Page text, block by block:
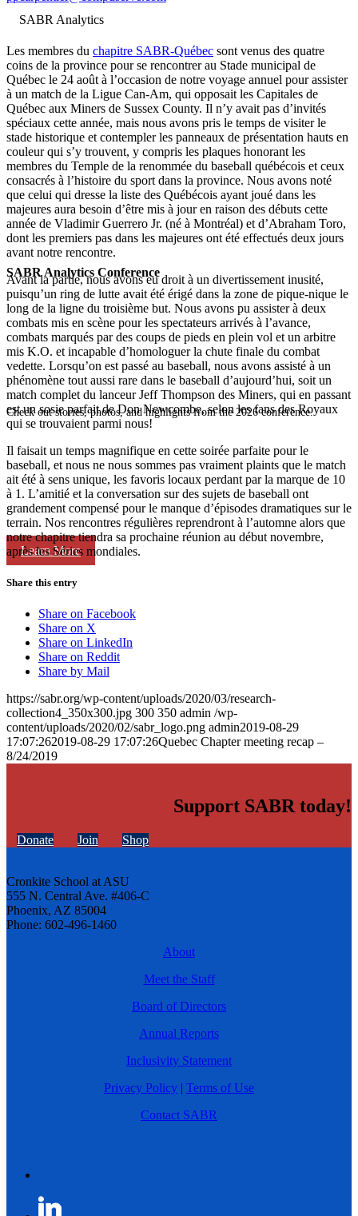
SABR Analytics Conference
Check out stories, photos, and highlights from the 2026 conference.
Learn More
Les membres du chapitre SABR-Québec sont venus des quatre
coins de la province pour se rencontrer au Stade municipal de
Québec le 24 août à l’occasion de notre voyage annuel pour assister
à un match de la Ligue Can-Am, qui opposait les Capitales de
Québec aux Miners de Sussex County. Il n’y avait pas d’invités
spéciaux cette année, mais nous avons pris le temps de visiter le
stade historique et contempler les panneaux de présentation hauts en
couleur qui s’y trouvent, y compris les plaques honorant les
membres du Temple de la renommée du baseball québécois et ceux
consacrés à l’histoire du sport dans la province. Nous avons noté
que celui qui dresse la liste des Québécois ayant joué dans les
majeures aura besoin d’être mis à jour en raison des débuts cette
année de Vladimir Guerrero Jr. (né à Montréal) et d’Abraham Toro,
dont les premiers pas dans les majeures ont été effectués deux jours
avant notre rencontre.
Avant la partie, nous avons eu droit à un divertissement inusité,
puisqu’un ring de lutte avait été érigé dans la zone de pique-nique le
long de la ligne du troisième but. Nous avons pu assister à deux
combats mis en scène pour les spectateurs arrivés à l’avance,
combats marqués par des coups de pieds en plein vol et un arbitre
mis K.O. et incapable d’homologuer la chute finale du combat
vedette. Lorsqu’on est passé au baseball, nous avons assisté à un
phénomène tout aussi rare dans le baseball d’aujourd’hui, soit un
match complet du lanceur Jeff Thompson des Miners, qui en passant
est un sosie parfait de Don Newcombe, selon les fans des Royaux
qui se trouvaient parmi nous!
Il faisait un temps magnifique en cette soirée parfaite pour le
baseball, et nous ne nous sommes pas vraiment plaints que le match
ait été à sens unique, les favoris locaux perdant par la marque de 10
à 1. L’amitié et la conversation sur des sujets de baseball ont
grandement compensé pour le manque d’épisodes dramatiques sur le
terrain. Nos rencontres régulières reprendront à l’automne alors que
notre chapitre tiendra sa prochaine réunion au début novembre,
après les Séries mondiales.
Share this entry
Share on Facebook
Share on X
Share on LinkedIn
Share on Reddit
Share by Mail
https://sabr.org/wp-content/uploads/2020/03/research-
collection4_350x300.jpg 300 350 admin /wp-
content/uploads/2020/02/sabr_logo.png admin2019-08-29
17:07:262019-08-29 17:07:26Quebec Chapter meeting recap –
8/24/2019
Support SABR today!
Donate Join Shop
Cronkite School at ASU
555 N. Central Ave. #406-C
Phoenix, AZ 85004
Phone: 602-496-1460
About
Meet the Staff
Board of Directors
Annual Reports
Inclusivity Statement
Privacy Policy | Terms of Use
Contact SABR